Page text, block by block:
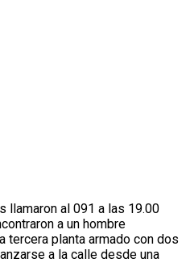
llamaron al 091 a las 19.00
a un hombre
tercera planta armado con dos
a la calle desde una